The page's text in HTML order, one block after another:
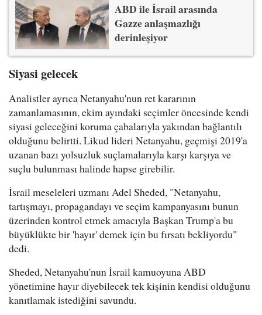
ABD ile İsrail arasında
Gazze anlaşmazlığı
derinleşiyor
Siyasi gelecek
Analistler ayrıca Netanyahu'nun ret kararının
zamanlamasının, ekim ayındaki seçimler öncesinde kendi
siyasi geleceğini koruma çabalarıyla yakından bağlantılı
olduğunu belirtti. Likud lideri Netanyahu, geçmişi 2019'a
uzanan bazı yolsuzluk suçlamalarıyla karşı karşıya ve
suçlu bulunması halinde hapse girebilir.
İsrail meseleleri uzmanı Adel Sheded, "Netanyahu,
tartışmayı, propagandayı ve seçim kampanyasını bunun
üzerinden kontrol etmek amacıyla Başkan Trump'a bu
büyüklükte bir 'hayır' demek için bu fırsatı bekliyordu"
dedi.
Sheded, Netanyahu'nun İsrail kamuoyuna ABD
yönetimine hayır diyebilecek tek kişinin kendisi olduğunu
kanıtlamak istediğini savundu.